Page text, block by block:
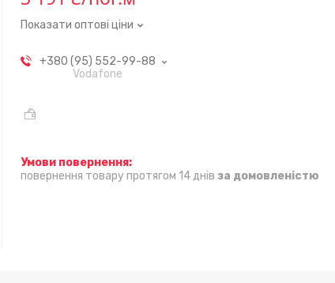
Показати оптові ціни
+380 (95) 552-99-88
Vodafone
повернення товару протягом 14 днів за домовленістю